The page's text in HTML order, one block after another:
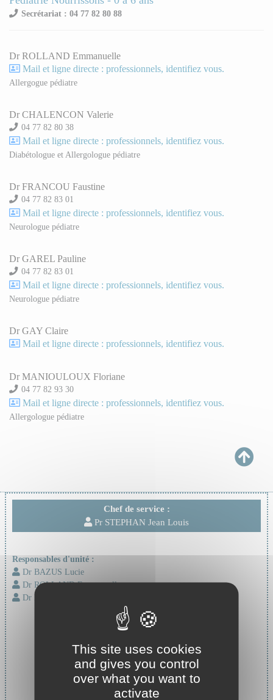
Chef de service :
Pr STEPHAN Jean Louis
Responsables d'unité :
Dr BAZUS Lucie
Dr ROLLAND Emmanuelle
Dr ZEKRE Franck
Secrétariat : 04 77 82 80 88
Dr ROLLAND Emmanuelle
Mail et ligne directe : professionnels, identifiez vous.
Allergogue pédiatre
Dr CHALENCON Valerie
04 77 82 80 38
Mail et ligne directe : professionnels, identifiez vous.
Diabétologue et Allergologue pédiatre
Dr FRANCOU Faustine
04 77 82 83 01
Mail et ligne directe : professionnels, identifiez vous.
Neurologue pédiatre
Dr GAREL Pauline
04 77 82 83 01
Mail et ligne directe : professionnels, identifiez vous.
Neurologue pédiatre
Dr GAY Claire
Mail et ligne directe : professionnels, identifiez vous.
Dr MANIOULOUX Floriane
04 77 82 93 30
Mail et ligne directe : professionnels, identifiez vous.
Allergologue pédiatre
This site uses cookies
and gives you control
over what you want to
activate